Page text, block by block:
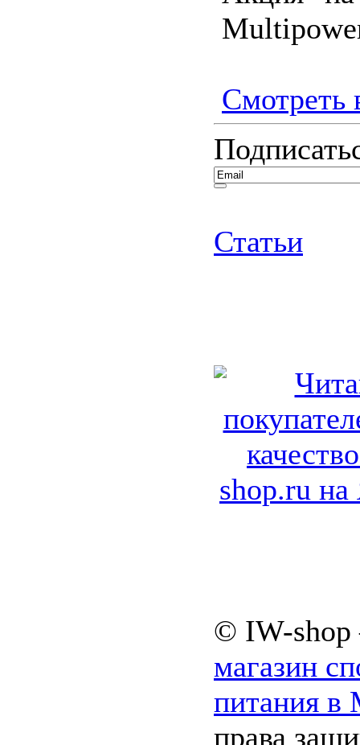
Смотреть
Статьи
© IW-
магазин
питания в
права